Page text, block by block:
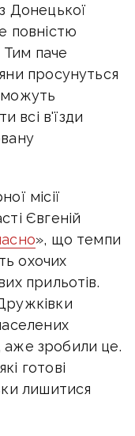
Донецької
повністю
паче
просунуться
всі в'їзди
місії
Євгеній
», що темпи
охочих
прильотів.
аже зробили це.
готові
лишитися